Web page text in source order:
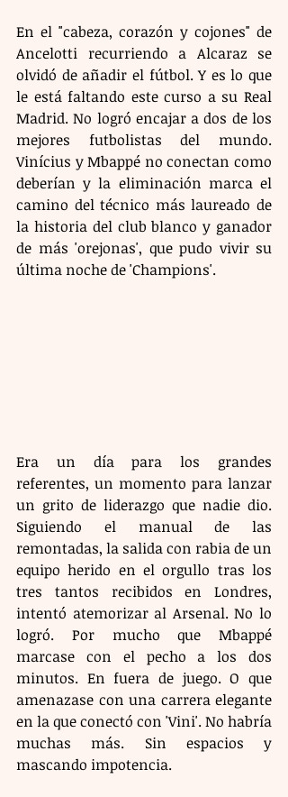
En el "cabeza, corazón y cojones" de
Ancelotti recurriendo a Alcaraz se
olvidó de añadir el fútbol. Y es lo que
le está faltando este curso a su Real
Madrid. No logró encajar a dos de los
mejores futbolistas del mundo.
Vinícius y Mbappé no conectan como
deberían y la eliminación marca el
camino del técnico más laureado de
la historia del club blanco y ganador
de más 'orejonas', que pudo vivir su
última noche de 'Champions'.
Era un día para los grandes
referentes, un momento para lanzar
un grito de liderazgo que nadie dio.
Siguiendo el manual de las
remontadas, la salida con rabia de un
equipo herido en el orgullo tras los
tres tantos recibidos en Londres,
intentó atemorizar al Arsenal. No lo
logró. Por mucho que Mbappé
marcase con el pecho a los dos
minutos. En fuera de juego. O que
amenazase con una carrera elegante
en la que conectó con 'Vini'. No habría
muchas más. Sin espacios y
mascando impotencia.